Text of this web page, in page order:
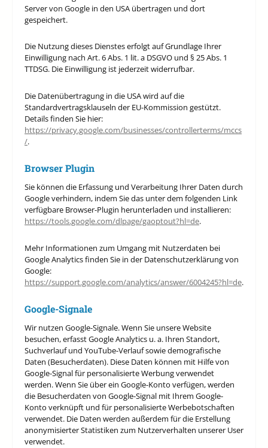
Server von Google in den USA übertragen und dort
gespeichert.
Die Nutzung dieses Dienstes erfolgt auf Grundlage Ihrer
Einwilligung nach Art. 6 Abs. 1 lit. a DSGVO und § 25 Abs. 1
TTDSG. Die Einwilligung ist jederzeit widerrufbar.
Die Datenübertragung in die USA wird auf die
Standardvertragsklauseln der EU-Kommission gestützt.
Details finden Sie hier:
https://privacy.google.com/businesses/controllerterms/mccs
/.
Browser Plugin
Sie können die Erfassung und Verarbeitung Ihrer Daten durch
Google verhindern, indem Sie das unter dem folgenden Link
verfügbare Browser-Plugin herunterladen und installieren:
https://tools.google.com/dlpage/gaoptout?hl=de.
Mehr Informationen zum Umgang mit Nutzerdaten bei
Google Analytics finden Sie in der Datenschutzerklärung von
Google:
https://support.google.com/analytics/answer/6004245?hl=de.
Google-Signale
Wir nutzen Google-Signale. Wenn Sie unsere Website
besuchen, erfasst Google Analytics u. a. Ihren Standort,
Suchverlauf und YouTube-Verlauf sowie demografische
Daten (Besucherdaten). Diese Daten können mit Hilfe von
Google-Signal für personalisierte Werbung verwendet
werden. Wenn Sie über ein Google-Konto verfügen, werden
die Besucherdaten von Google-Signal mit Ihrem Google-
Konto verknüpft und für personalisierte Werbebotschaften
verwendet. Die Daten werden außerdem für die Erstellung
anonymisierter Statistiken zum Nutzerverhalten unserer User
verwendet.